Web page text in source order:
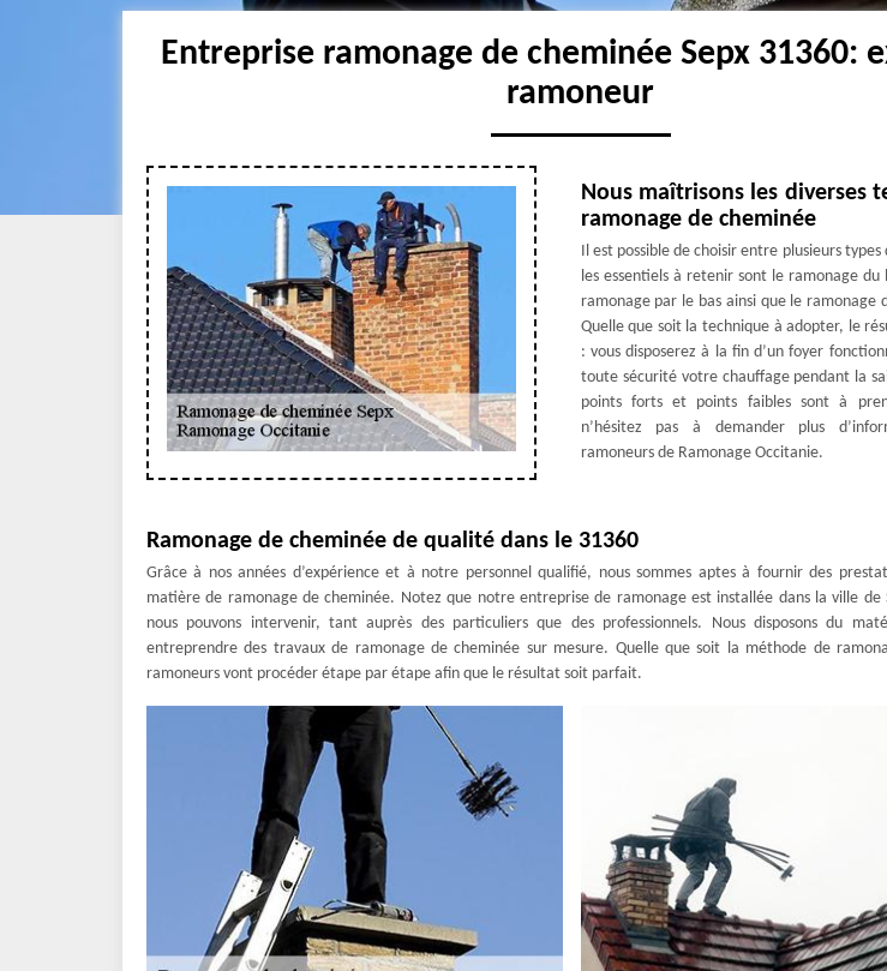
Entreprise ramonage de cheminée Sepx 31360:
ramoneur
Nous maîtrisons les diverses
ramonage de cheminée
Il est possible de choisir entre plusieurs
les essentiels à retenir sont le ramonage du
ramonage par le bas ainsi que le ramonage
Quelle que soit la technique à adopter, le
: vous disposerez à la fin d’un foyer
toute sécurité votre chauffage pendant la
points forts et points faibles sont à
n’hésitez pas à demander plus
ramoneurs de Ramonage Occitanie.
Ramonage de cheminée de qualité dans le 31360
Grâce à nos années d’expérience et à notre personnel qualifié, nous sommes aptes à fournir des
matière de ramonage de cheminée. Notez que notre entreprise de ramonage est installée dans la ville de
nous pouvons intervenir, tant auprès des particuliers que des professionnels. Nous disposons du
entreprendre des travaux de ramonage de cheminée sur mesure. Quelle que soit la méthode de
ramoneurs vont procéder étape par étape afin que le résultat soit parfait.